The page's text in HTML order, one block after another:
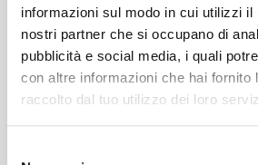
informazioni sul modo in cui utilizzi il
nostri partner che si occupano di
pubblicità e social media, i quali
con altre informazioni che hai fornito
raccolto dal tuo utilizzo dei loro